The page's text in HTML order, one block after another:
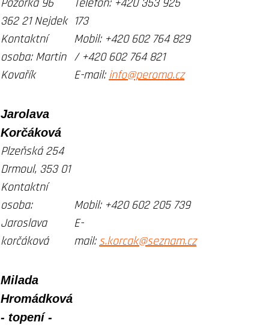
362 21 Nejdek
Kontaktní
osoba:Martin
Kovařík
173
Mobil:+420 602 764 829
/ +420 602 764 821
E-mail: info@peroma.cz
Jarolava
Korčáková
Plzeňská 254
Drmoul, 353 01
Kontaktní
osoba:
Jaroslava
korčáková
Mobil:+420 602 205 739
E-
mail: s.korcak@seznam.cz
Milada
Hromádková
- topení -